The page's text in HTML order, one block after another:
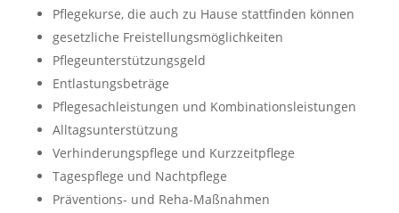
Pflegekurse, die auch zu Hause stattfinden können
gesetzliche Freistellungsmöglichkeiten
Pflegeunterstützungsgeld
Entlastungsbeträge
Pflegesachleistungen und Kombinationsleistungen
Alltagsunterstützung
Verhinderungspflege und Kurzzeitpflege
Tagespflege und Nachtpflege
Präventions- und Reha-Maßnahmen